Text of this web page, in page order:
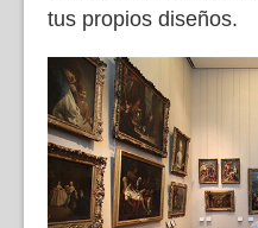
tus propios diseños.